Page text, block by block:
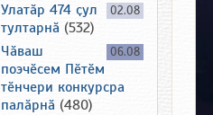
02.08
Улатӑр 474 ҫул
тултарнӑ (532)
06.08
Чӑваш
поэчӗсем Пӗтӗм
тӗнчери конкурсра
палӑрнӑ (480)